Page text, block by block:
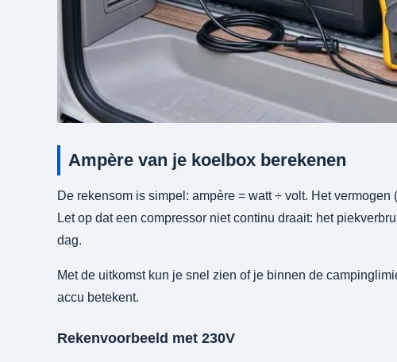
Ampère van je koelbox berekenen
De rekensom is simpel: ampère = watt ÷ volt. Het
Let op dat een compressor niet continu draait: het
dag.
Met de uitkomst kun je snel zien of je binnen de
accu betekent.
Rekenvoorbeeld met 230V